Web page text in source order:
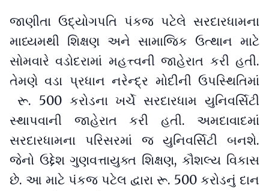
જાણીતા ઉદ્યોગપતિ પંકજ પટેલે સરદારધામના
માધ્યમથી શિક્ષણ અને સામાજિક ઉત્થાન માટે
સોમવારે વડોદરામાં મહત્ત્વની જાહેરાત કરી હતી.
તેમણે વડા પ્રધાન નરેન્દ્ર મોદીની ઉપસ્થિતિમાં
રૂ. 500 કરોડના ખર્ચે સરદારધામ યુનિવર્સિટી
સ્થાપવાની જાહેરાત કરી હતી. અમદાવાદમાં
સરદારધામના પરિસરમાં જ યુનિવર્સિટી બનશે.
જેનો ઉદ્દેશ ગુણવત્તાયુક્ત શિક્ષણ, કૌશલ્ય વિકાસ
છે. આ માટે પંકજ પટેલ દ્વારા રૂ. 500 કરોડનું દાન